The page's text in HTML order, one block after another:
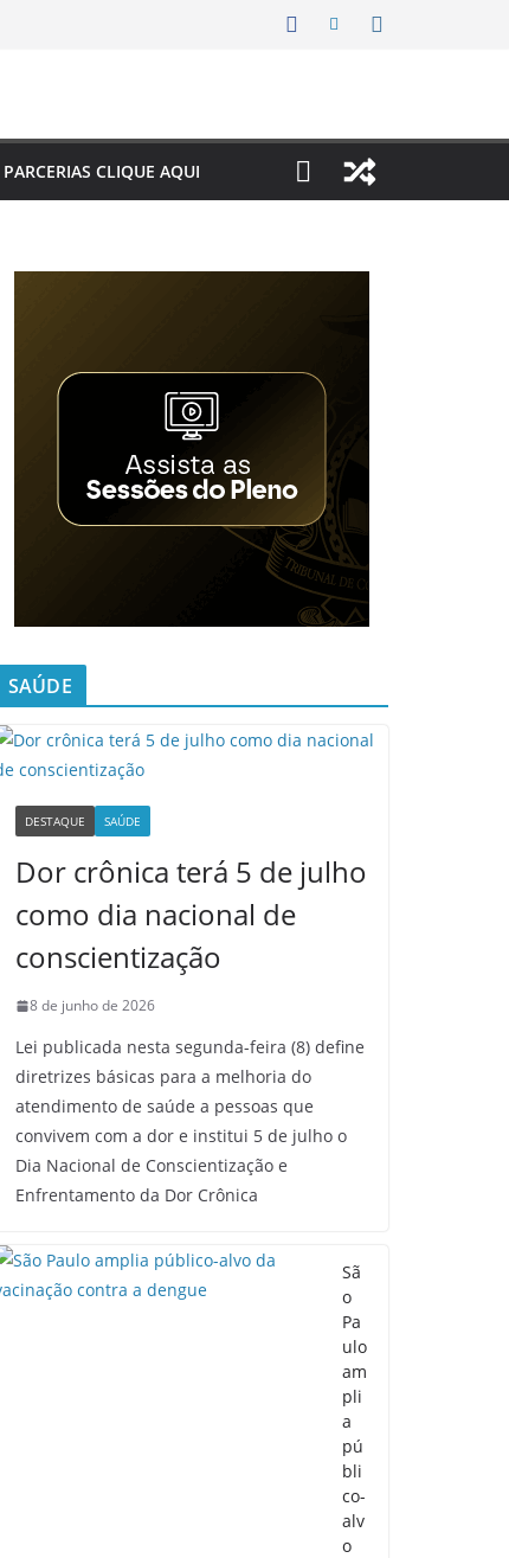
PARCERIAS CLIQUE AQUI
SAÚDE
DESTAQUE SAÚDE
Dor crônica terá 5 de julho
como dia nacional de
conscientização
8 de junho de 2026
Lei publicada nesta segunda-feira (8) define
diretrizes básicas para a melhoria do
atendimento de saúde a pessoas que
convivem com a dor e institui 5 de julho o
Dia Nacional de Conscientização e
Enfrentamento da Dor Crônica
Sã
o
Pa
ulo
am
pli
a
pú
bli
co-
alv
o